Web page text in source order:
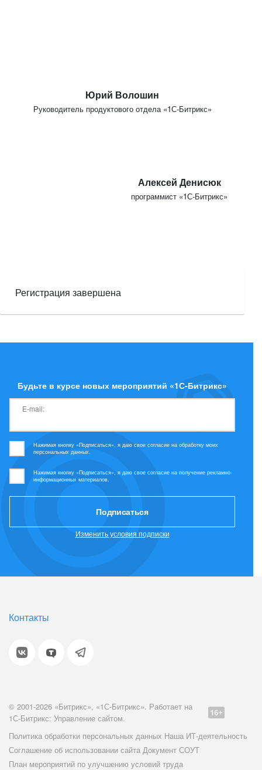
Юрий Волошин
Руководитель продуктового отдела «1С-Битрикс»
Алексей Денисюк
программист «1С-Битрикс»
Регистрация завершена
Будьте в курсе новых мероприятий «1С-Битрикс»
E-mail:
Нажимая кнопку «Подписаться», я даю свое согласие на обработку моих
персональных данных.
Нажимая кнопку «Подписаться», я даю свое согласие на получение рекламно-
информационных материалов.
Подписаться
Изменить условия подписки
Контакты
© 2001-2026 «Битрикс», «1С-Битрикс». Работает на
1С-Битрикс: Управление сайтом.
Политика обработки персональных данных Наша ИТ-деятельность
Соглашение об использовании сайта Документ СОУТ
План мероприятий по улучшению условий труда